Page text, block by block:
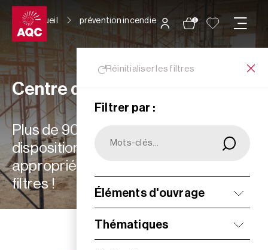
Panneau de gestion des cookies
0
Accueil prévention incendie
Réinitialiser les filtres
Filtrer par :
Éléments d'ouvrage
Thématiques
Centre de ressources
Plus de 900 ressources à votre
disposition : choisissez les plus
appropriées à vos besoins grâce aux
filtres !